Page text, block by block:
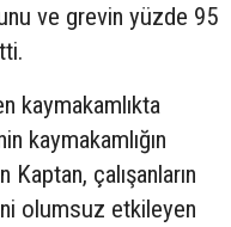
ve grevin yüzde 95
kaymakamlıkta
kaymakamlığın
çalışanların
olumsuz etkileyen